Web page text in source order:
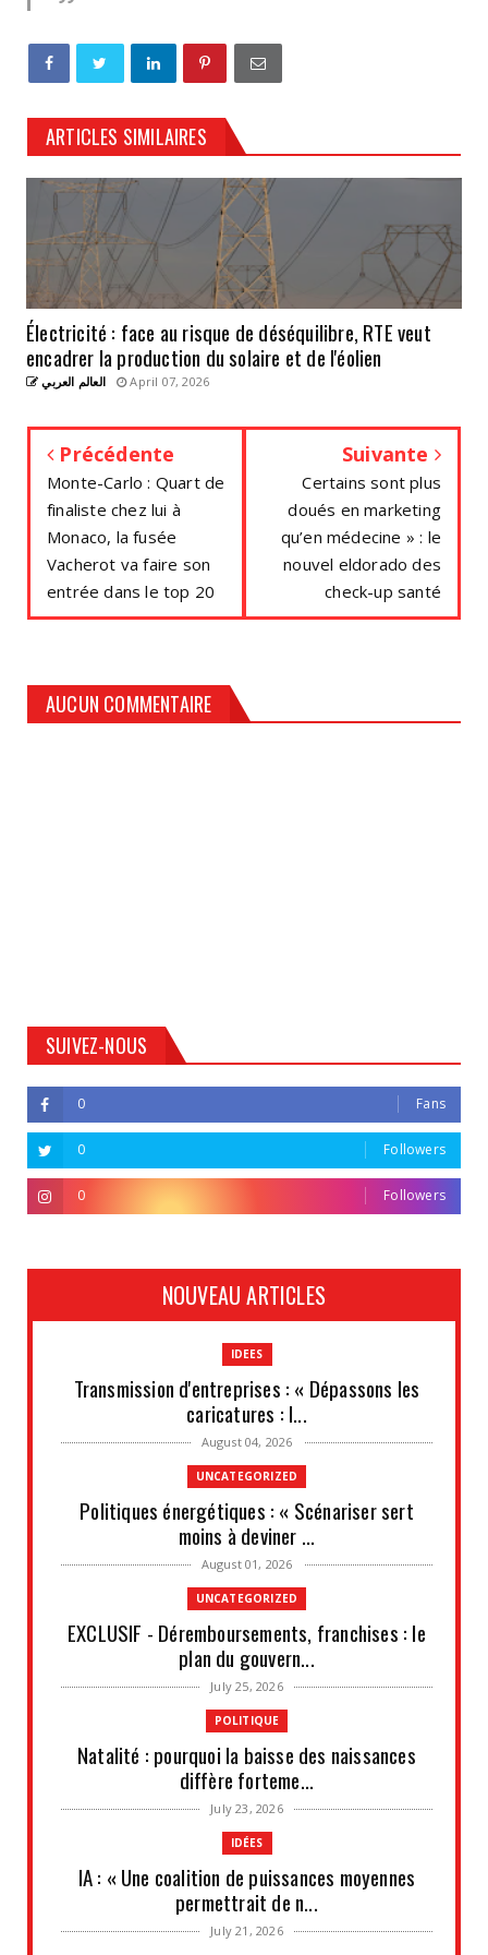
ARTICLES SIMILAIRES
Électricité : face au risque de déséquilibre, RTE veut
encadrer la production du solaire et de l'éolien
العالم العربي April 07, 2026
Précédente
Monte-Carlo : Quart de
finaliste chez lui à
Monaco, la fusée
Vacherot va faire son
entrée dans le top 20
Suivante
Certains sont plus
doués en marketing
qu’en médecine » : le
nouvel eldorado des
check-up santé
AUCUN COMMENTAIRE
SUIVEZ-NOUS
0 Fans
0 Followers
0 Followers
NOUVEAU ARTICLES
IDEES
Transmission d'entreprises : « Dépassons les
caricatures : l...
August 04, 2026
UNCATEGORIZED
Politiques énergétiques : « Scénariser sert
moins à deviner ...
August 01, 2026
UNCATEGORIZED
EXCLUSIF - Déremboursements, franchises : le
plan du gouvern...
July 25, 2026
POLITIQUE
Natalité : pourquoi la baisse des naissances
diffère forteme...
July 23, 2026
IDÉES
IA : « Une coalition de puissances moyennes
permettrait de n...
July 21, 2026